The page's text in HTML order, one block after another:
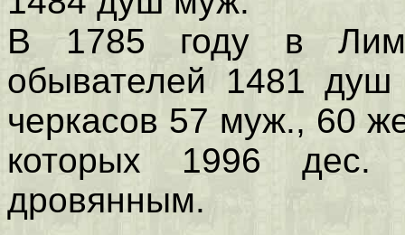
В 1785 году в
обывателей 1481
черкасов 57 муж., 60
которых 1996
дровянным.